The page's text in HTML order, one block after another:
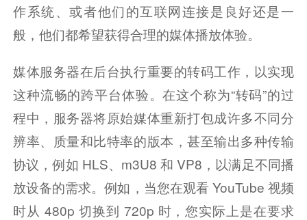
作系统、或者他们的互联网连接是良好还是一
般，他们都希望获得合理的媒体播放体验。
媒体服务器在后台执行重要的转码工作，以实现
这种流畅的跨平台体验。在这个称为“转码”的过
程中，服务器将原始媒体重新打包成许多不同分
辨率、质量和比特率的版本，甚至输出多种传输
协议，例如 HLS、m3U8 和 VP8，以满足不同播
放设备的需求。例如，当您在观看 YouTube 视频
时从 480p 切换到 720p 时，您实际上是在要求